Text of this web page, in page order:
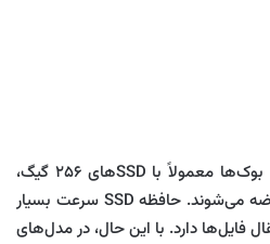
در مورد حافظه داخلی نیز، مک بوک‌ها معمولاً با SSDهای ۲۵۶ گیگ،
۵۱۲ گیگ، ۱ ترابایت یا بیشتر عرضه می‌شوند. حافظه SSD سرعت بسیار
فایل‌ها دارد. با این حال، در مدل‌های